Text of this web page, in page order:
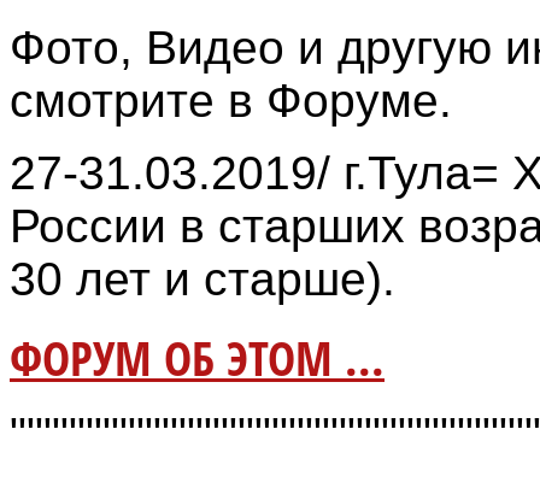
Фото, Видео и другую
смотрите в Форуме.
27-31.03.2019/ г.Тула=
России в старших
30 лет и старше).
ФОРУМ ОБ ЭТОМ ...